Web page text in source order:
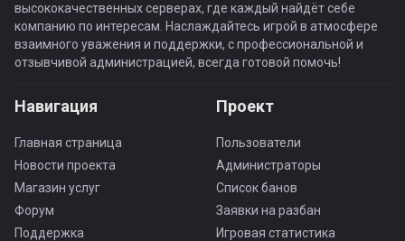
высококачественных серверах, где каждый найдёт себе
компанию по интересам. Наслаждайтесь игрой в атмосфере
взаимного уважения и поддержки, с профессиональной и
отзывчивой администрацией, всегда готовой помочь!
Навигация
Главная страница
Новости проекта
Магазин услуг
Форум
Поддержка
Проект
Пользователи
Администраторы
Список банов
Заявки на разбан
Игровая статистика